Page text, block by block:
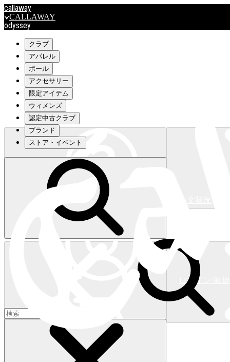
callaway
CALLAWAY
odyssey
travismathew
outlet
OUTLET
キャロウェイアパレルはこちら>>>
キャロウェイアパレルはこちら>>>
ログイン/新
クラブ
アパレル
ボール
アクセサリー
限定アイテム
ウィメンズ
認定中古クラブ
ブランド
ストア・イベント